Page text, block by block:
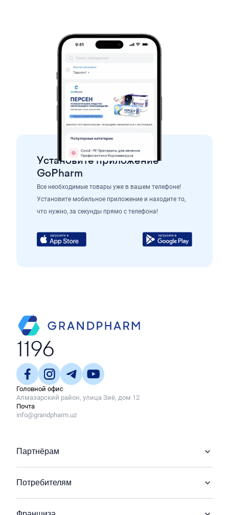
Установите приложение
GoPharm
Все необходимые товары уже в вашем телефоне!
Установите мобильное приложение и находите то,
что нужно, за секунды прямо с телефона!
1196
Головной офис
Алмазарский район, улица Зиё, дом 12
Почта
info@grandpharm.uz
Партнёрам
Потребителям